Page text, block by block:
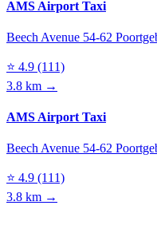
AMS Airport Taxi
Beech Avenue 54-62
⭐ 4.9 (111)
3.8 km →
AMS Airport Taxi
Beech Avenue 54-62
⭐ 4.9 (111)
3.8 km →